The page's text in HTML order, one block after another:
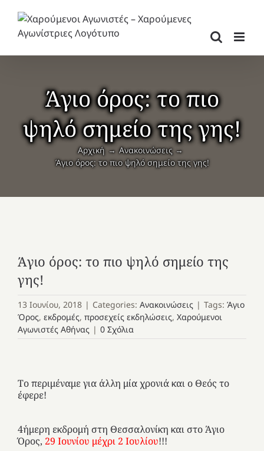
περιεχόμενο
Άγιο όρος: το πιο
ψηλό σημείο της γης!
Αρχική
Ανακοινώσεις
Άγιο όρος: το πιο ψηλό σημείο της γης!
Άγιο όρος: το πιο ψηλό σημείο της
γης!
13 Ιουνίου, 2018 | Categories: Ανακοινώσεις | Tags: Άγιο
Όρος, εκδρομές, προσεχείς εκδηλώσεις, Χαρούμενοι
Αγωνιστές Αθήνας | 0 Σχόλια
Το περιμέναμε για άλλη μία χρονιά και ο Θεός το
έφερε!
4ήμερη εκδρομή στη Θεσσαλονίκη και στο Άγιο
Όρος, 29 Ιουνίου μέχρι 2 Ιουλίου!!!